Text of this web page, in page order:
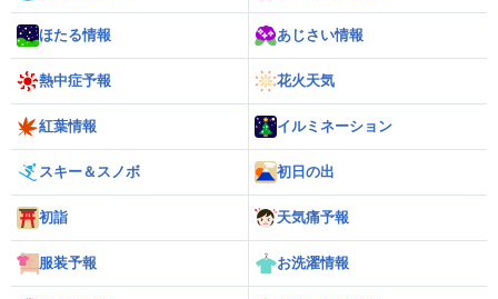
ほたる情報 あじさい情報
熱中症予報 花火天気
紅葉情報 イルミネーション
スキー＆スノボ 初日の出
初詣 天気痛予報
服装予報 お洗濯情報